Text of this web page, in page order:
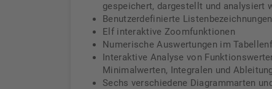
gespeichert, dargestellt und analysiert
Benutzerdefinierte
Elf interaktive Zoomfunktionen
Numerische Auswertungen im
Interaktive Analyse von
Minimalwerten, Integralen und
Sechs verschiedene Diagrammarten